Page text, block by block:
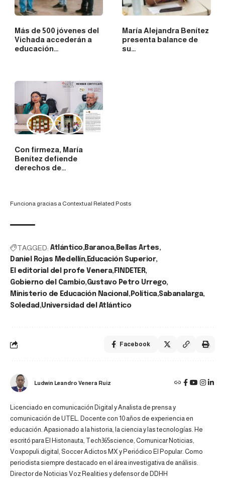
Más de 500 jóvenes del
Vichada accederán a
educación…
María Alejandra Benítez
presenta balance de
su…
Con firmeza, María
Benítez defiende
derechos de…
Funciona gracias a Contextual Related Posts
TAGGED: Atlántico Baranoa Bellas Artes
Daniel Rojas Medellín Educación Superior
El editorial del profe Venera FINDETER
Gobierno del Cambio Gustavo Petro Urrego
Ministerio de Educación Nacional Política Sabanalarga
Soledad Universidad del Atlántico
Facebook
Ludwin Leandro Venera Ruiz
Licenciado en comunicación Digital y Analista de prensa y
comunicación de UTEL. Docente con 10 años de experiencia en
educación. Apasionado a la historia, la ciencia y las tecnologías. He
escritó para El Histonauta, Tech365science, Comunicar Noticias,
Voxpopuli.digital, Soccer Adictos MX y Periódico El Popular. Como
periodista siempre destacado en el área investigativa de análisis.
Director de Noticias Voz Realities y defensor de DDHH